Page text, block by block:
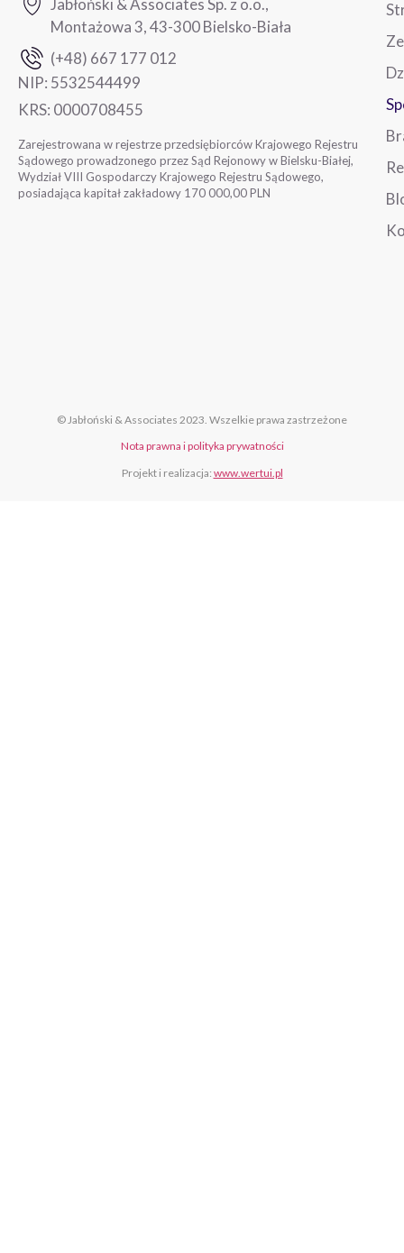
Jabłoński & Associates Sp. z o.o.,
Montażowa 3, 43-300 Bielsko-Biała
(+48) 667 177 012
NIP: 5532544499
KRS: 0000708455
Zarejestrowana w rejestrze przedsiębiorców Krajowego Rejestru
Sądowego prowadzonego przez Sąd Rejonowy w Bielsku-Białej,
Wydział VIII Gospodarczy Krajowego Rejestru Sądowego,
posiadająca kapitał zakładowy 170 000,00 PLN
© Jabłoński & Associates 2023. Wszelkie prawa zastrzeżone
Nota prawna i polityka prywatności
Projekt i realizacja: www.wertui.pl